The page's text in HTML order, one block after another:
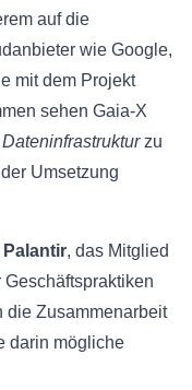
auf die
wie Google,
mit dem Projekt
sehen Gaia-X
zu
Umsetzung
Palantir, das Mitglied
die Zusammenarbeit
darin mögliche